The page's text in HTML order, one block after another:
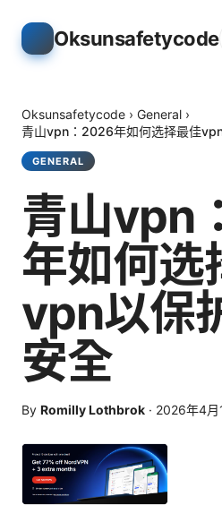
Oksunsafetycode
Oksunsafetycode › General ›
青山vpn：2026年如何选择最佳
GENERAL
青山vpn
年如何选
vpn以保
安全
By Romilly Lothbrok · 2026年4月